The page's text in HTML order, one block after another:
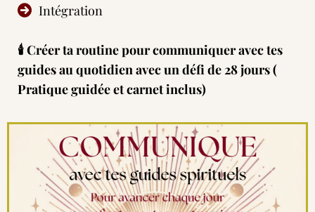
Intégration
🕯 Créer ta routine pour communiquer avec tes
guides au quotidien avec un défi de 28 jours (
Pratique guidée et carnet inclus)